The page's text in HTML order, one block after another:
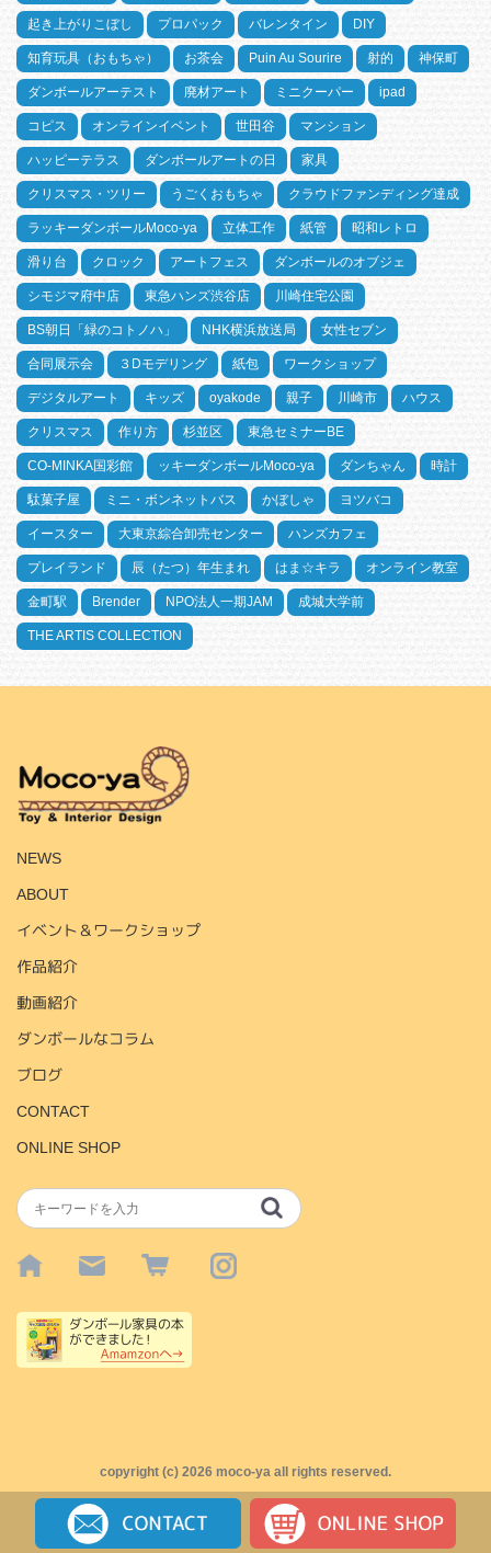
起き上がりこぼし プロパック バレンタイン DIY
知育玩具（おもちゃ） お茶会 Puin Au Sourire 射的 神保町
ダンボールアーテスト 廃材アート ミニクーパー ipad
コピス オンラインイベント 世田谷 マンション
ハッピーテラス ダンボールアートの日 家具
クリスマス・ツリー うごくおもちゃ クラウドファンディング達成
ラッキーダンボールMoco-ya 立体工作 紙管 昭和レトロ
滑り台 クロック アートフェス ダンボールのオブジェ
シモジマ府中店 東急ハンズ渋谷店 川崎住宅公園
BS朝日「緑のコトノハ」 NHK横浜放送局 女性セブン
合同展示会 ３Dモデリング 紙包 ワークショップ
デジタルアート キッズ oyakode 親子 川崎市 ハウス
クリスマス 作り方 杉並区 東急セミナーBE
CO-MINKA国彩館 ッキーダンボールMoco-ya ダンちゃん 時計
駄菓子屋 ミニ・ボンネットバス かぼしゃ ヨツバコ
イースター 大東京綜合卸売センター ハンズカフェ
プレイランド 辰（たつ）年生まれ はま☆キラ オンライン教室
金町駅 Brender NPO法人一期JAM 成城大学前
THE ARTIS COLLECTION
NEWS
ABOUT
イベント＆ワークショップ
作品紹介
動画紹介
ダンボールなコラム
ブログ
CONTACT
ONLINE SHOP
copyright (c) 2026 moco-ya all rights reserved.